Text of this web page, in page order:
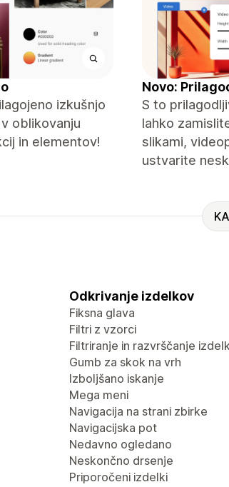
izkušnjo
oblikovanju
in elementov!
Novo:
S to
lahko
slikami,
ustvarite
Odkrivanje izdelkov
Fiksna glava
Filtri z vzorci
Filtriranje in razvrščanje
Gumb za skok na vrh
Izboljšano iskanje
Mega meni
Navigacija na strani zbirke
Navigacijska pot
Nedavno ogledano
Neskončno drsenje
Priporočeni izdelki